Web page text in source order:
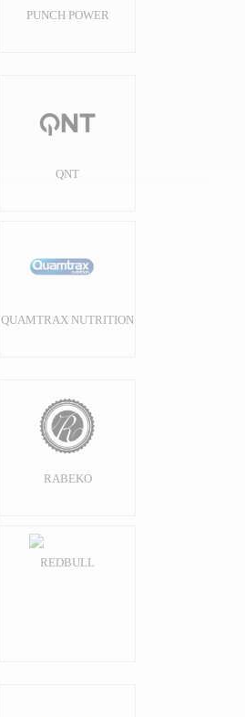
PUNCH POWER
QNT
QUAMTRAX NUTRITION
RABEKO
REDBULL